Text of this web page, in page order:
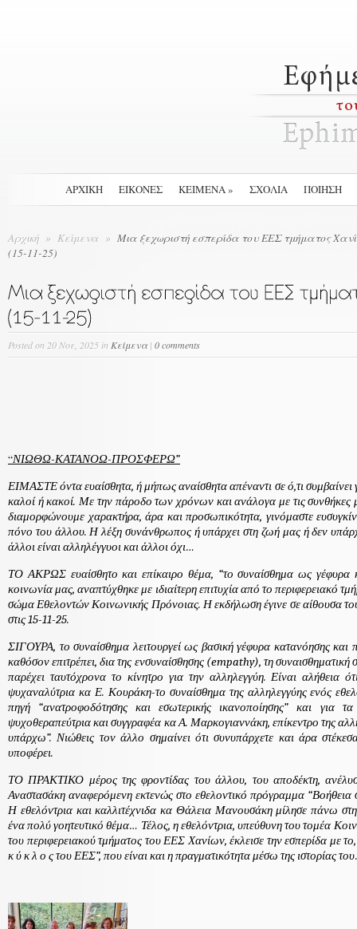
ΑΡΧΙΚΉ ΕΙΚΟΝΕΣ ΚΕΙΜΕΝΑ» ΣΧΟΛΙΑ ΠΟΙΗΣΗ
Αρχική » Κείμενα » Μια ξεχωριστή εσπερίδα του ΕΕΣ τμήματος
(15-11-25)
Postedon 20 Νοε, 2025 in Κείμενα| 0 comments
“ΝΙΩΘΩ-ΚΑΤΑΝΟΩ-ΠΡΟΣΦΕΡΩ”
ΕΙΜΑΣΤΕ όντα ευαίσθητα, ή μήπως αναίσθητα απέναντι σε ό,τι συμβαίνει
καλοί ή κακοί. Με την πάροδο των χρόνων και ανάλογα με τις συνθήκες
διαμορφώνουμε χαρακτήρα, άρα και προσωπικότητα, γινόμαστε
πόνο του άλλου. Η λέξη συνάνθρωπος ή υπάρχει στη ζωή μας ή δεν
άλλοι είναι αλληλέγγυοι και άλλοι όχι…
ΤΟ ΑΚΡΩΣ ευαίσθητο και επίκαιρο θέμα, “το συναίσθημα ως γέφυρα
κοινωνία μας, αναπτύχθηκε με ιδιαίτερη επιτυχία από το περιφερειακό
σώμα Εθελοντών Κοινωνικής Πρόνοιας. Η εκδήλωση έγινε σε αίθουσα
στις 15-11-25.
ΣΙΓΟΥΡΑ, το συναίσθημα λειτουργεί ως βασική γέφυρα κατανόησης και
καθόσον επιτρέπει, διατης ενσυναίσθησης (empathy), τη
παρέχει ταυτόχρονα το κίνητρο για την αλληλεγγύη. Είναι αλήθεια
ψυχαναλύτρια κα Ε. Κουράκη-το συναίσθημα της αλληλεγγύης ενός
πηγή “ανατροφοδότησης και εσωτερικής ικανοποίησης” και για
ψυχοθεραπεύτρια και συγγραφέα κα Α. Μαρκογιαννάκη, επίκεντρο της
υπάρχω”. Νιώθεις τον άλλο σημαίνει ότι συνυπάρχετε και άρα
υποφέρει.
ΤΟ ΠΡΑΚΤΙΚΟ μέρος της φροντίδας του άλλου, του αποδέκτη,
Αναστασάκη αναφερόμενη εκτενώς στο εθελοντικό πρόγραμμα
Η εθελόντρια και καλλιτέχνιδα κα Θάλεια Μανουσάκη μίλησε πάνω στη
ένα πολύ γοητευτικό θέμα… Τέλος, η εθελόντρια, υπεύθυνη του τομέα
του περιφερειακού τμήματος του ΕΕΣ Χανίων, έκλεισε την εσπερίδα
κ ύ κ λ ο ς του ΕΕΣ”, που είναι και η πραγματικότητα μέσω της ιστορίας